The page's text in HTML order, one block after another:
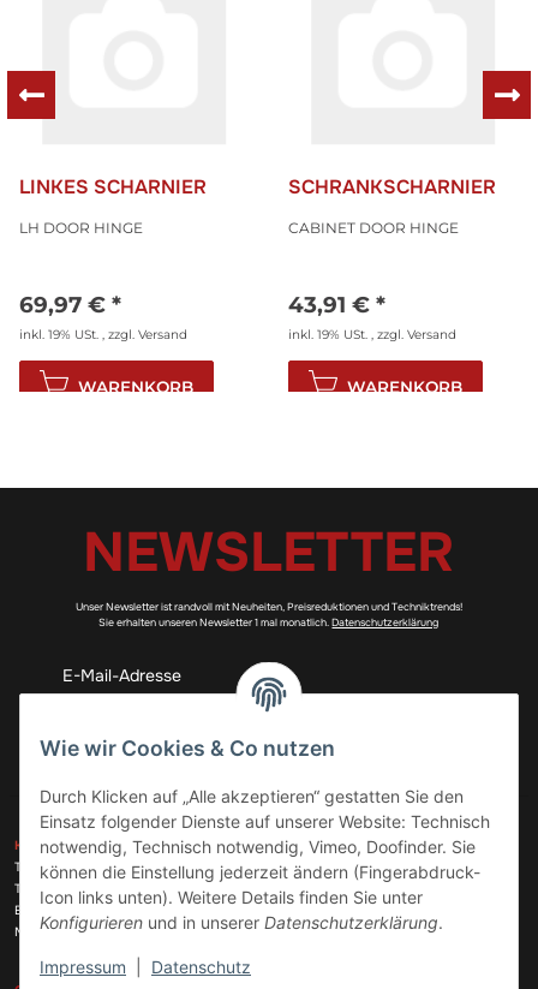
LINKES SCHARNIER
LH DOOR HINGE
69,97 € *
inkl. 19% USt. , zzgl. Versand
WARENKORB
SCHRANKSCHARNIER
CABINET DOOR HINGE
43,91 € *
inkl. 19% USt. , zzgl. Versand
WARENKORB
NEWSLETTER
Unser Newsletter ist randvoll mit Neuheiten, Preisreduktionen und Techniktrends!
Sie erhalten unseren Newsletter 1 mal monatlich.Datenschutzerklärung
Abonnieren
KONTAKT
Telefon:+49 (0)6074 816 08 0
Telefax:
+49 (0)6074 215 08 60
E-Mail:
info@meinhausgeraetedoc.de
Max Planck Str. 6 c, 63322 Rödermark
ZAHLUNGSARTEN
VERSANDARTEN
Wie wir Cookies & Co nutzen
Durch Klicken auf „Alle akzeptieren“ gestatten Sie den
Einsatz folgender Dienste auf unserer Website: Technisch
notwendig, Technisch notwendig, Vimeo, Doofinder. Sie
können die Einstellung jederzeit ändern (Fingerabdruck-
Icon links unten). Weitere Details finden Sie unter
Konfigurieren und in unserer Datenschutzerklärung.
Impressum Datenschutz